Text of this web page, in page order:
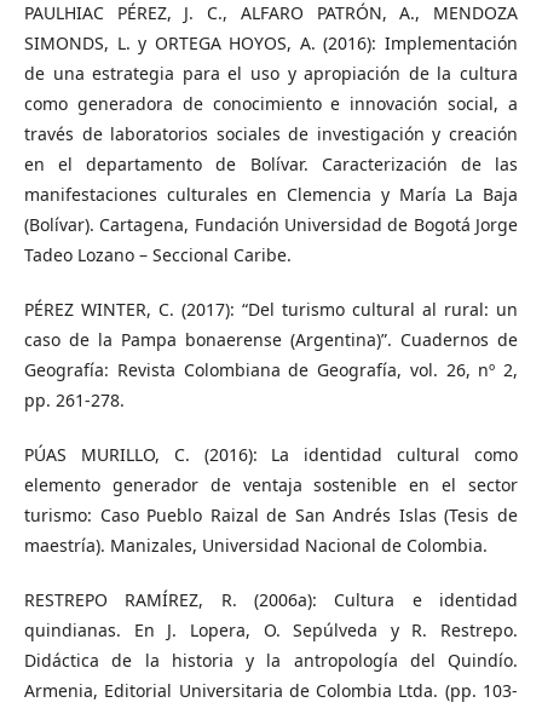
PAULHIAC PÉREZ, J. C., ALFARO PATRÓN, A., MENDOZA
SIMONDS, L. y ORTEGA HOYOS, A. (2016): Implementación
de una estrategia para el uso y apropiación de la cultura
como generadora de conocimiento e innovación social, a
través de laboratorios sociales de investigación y creación
en el departamento de Bolívar. Caracterización de las
manifestaciones culturales en Clemencia y María La Baja
(Bolívar). Cartagena, Fundación Universidad de Bogotá Jorge
Tadeo Lozano – Seccional Caribe.
PÉREZ WINTER, C. (2017): “Del turismo cultural al rural: un
caso de la Pampa bonaerense (Argentina)”. Cuadernos de
Geografía: Revista Colombiana de Geografía, vol. 26, nº 2,
pp. 261-278.
PÚAS MURILLO, C. (2016): La identidad cultural como
elemento generador de ventaja sostenible en el sector
turismo: Caso Pueblo Raizal de San Andrés Islas (Tesis de
maestría). Manizales, Universidad Nacional de Colombia.
RESTREPO RAMÍREZ, R. (2006a): Cultura e identidad
quindianas. En J. Lopera, O. Sepúlveda y R. Restrepo.
Didáctica de la historia y la antropología del Quindío.
Armenia, Editorial Universitaria de Colombia Ltda. (pp. 103-